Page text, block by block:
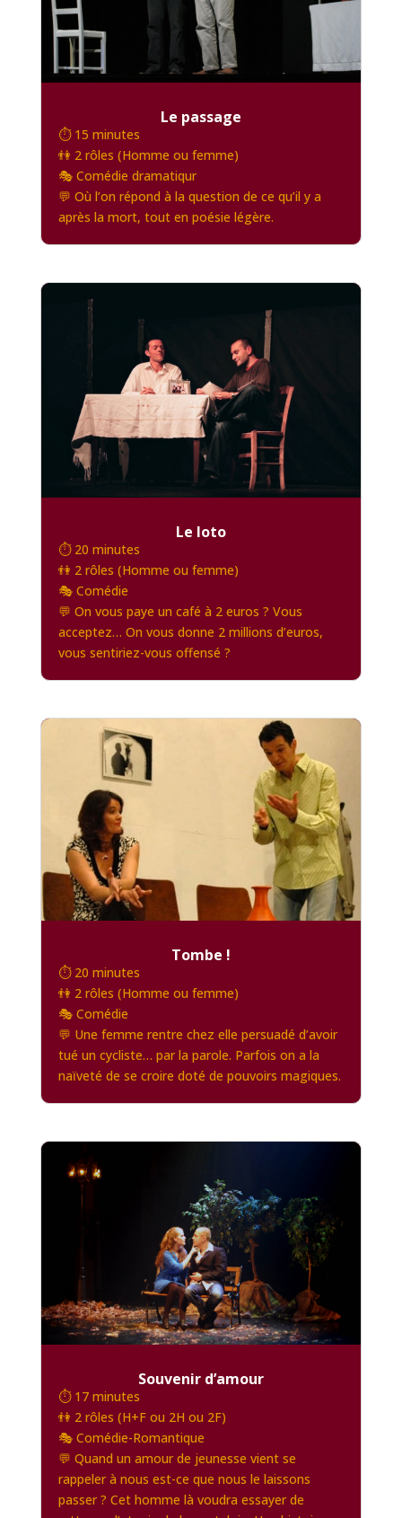
Le passage
⏱️ 15 minutes
👫 2 rôles (Homme ou femme)
🎭 Comédie dramatiqur
💬 Où l’on répond à la question de ce qu’il y a
après la mort, tout en poésie légère.
Le loto
⏱️ 20 minutes
👫 2 rôles (Homme ou femme)
🎭 Comédie
💬 On vous paye un café à 2 euros ? Vous
acceptez… On vous donne 2 millions d’euros,
vous sentiriez-vous offensé ?
Tombe !
⏱️ 20 minutes
👫 2 rôles (Homme ou femme)
🎭 Comédie
💬 Une femme rentre chez elle persuadé d’avoir
tué un cycliste… par la parole. Parfois on a la
naïveté de se croire doté de pouvoirs magiques.
Souvenir d’amour
⏱️ 17 minutes
👫 2 rôles (H+F ou 2H ou 2F)
🎭 Comédie-Romantique
💬 Quand un amour de jeunesse vient se
rappeler à nous est-ce que nous le laissons
passer ? Cet homme là voudra essayer de